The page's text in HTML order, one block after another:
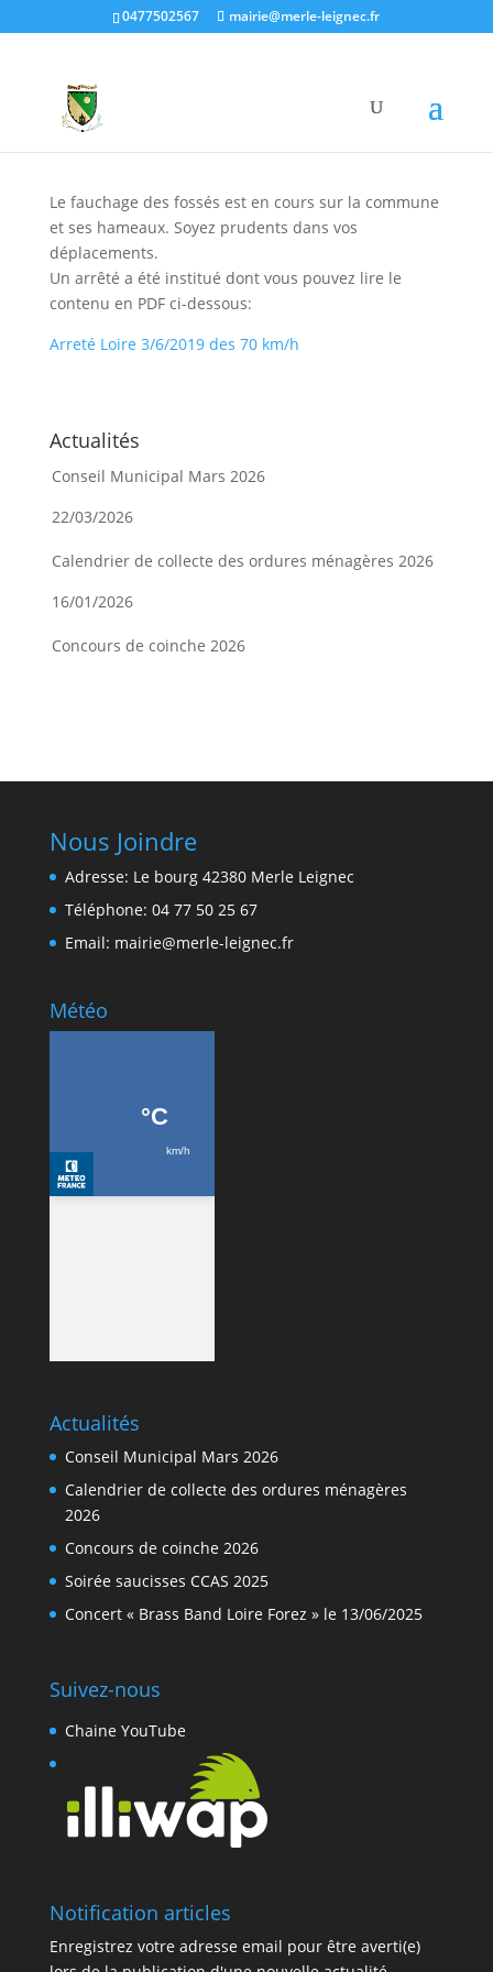
0477502567 mairie@merle-leignec.fr
Fauchage des fossés
05 Juin 2019
Le fauchage des fossés est en cours sur la commune
et ses hameaux. Soyez prudents dans vos
déplacements.
Un arrêté a été institué dont vous pouvez lire le
contenu en PDF ci-dessous:
Arreté Loire 3/6/2019 des 70 km/h
Actualités
Conseil Municipal Mars 2026
22/03/2026
Calendrier de collecte des ordures ménagères 2026
16/01/2026
Concours de coinche 2026
Nous Joindre
Adresse: Le bourg 42380 Merle Leignec
Téléphone: 04 77 50 25 67
Email: mairie@merle-leignec.fr
Météo
Actualités
Conseil Municipal Mars 2026
Calendrier de collecte des ordures ménagères
2026
Concours de coinche 2026
Soirée saucisses CCAS 2025
Concert « Brass Band Loire Forez » le 13/06/2025
Suivez-nous
Chaine YouTube
Notification articles
Enregistrez votre adresse email pour être averti(e)